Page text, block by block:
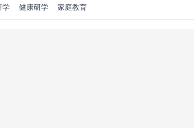
学 健康研学 家庭教育